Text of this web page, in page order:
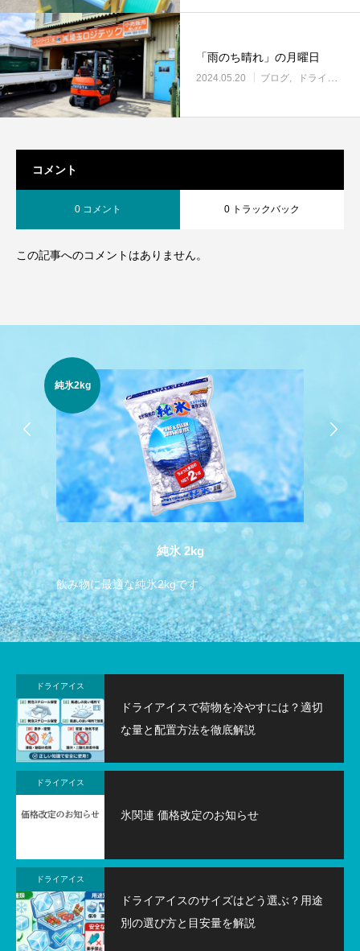
「雨のち晴れ」の月曜日
2024.05.20 ブログ ドライアイス
コメント
0 コメント 0 トラックバック
この記事へのコメントはありません。
純氷2kg
純氷 2kg
飲み物に最適な純氷2kgです。 飲
ドライアイス
ドライアイスで荷物を冷やすには？適切
な量と配置方法を徹底解説
ドライアイス
氷関連 価格改定のお知らせ
ドライアイス
ドライアイスのサイズはどう選ぶ？用途
別の選び方と目安量を解説